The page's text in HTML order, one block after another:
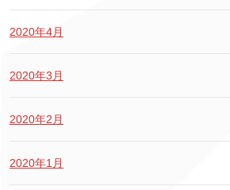
2020年4月
2020年3月
2020年2月
2020年1月